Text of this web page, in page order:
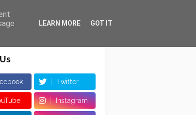
Twitter
Instagram
LEARN MORE GOT IT